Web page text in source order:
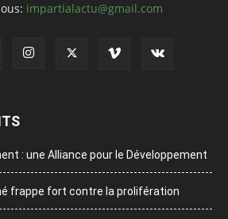
impartialactu@gmail.com
: une Alliance pour le Développement
frappe fort contre la prolifération